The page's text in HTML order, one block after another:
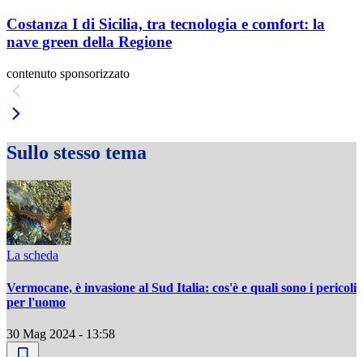
Costanza I di Sicilia, tra tecnologia e comfort: la
nave green della Regione
contenuto sponsorizzato
Sullo stesso tema
La scheda
Vermocane, è invasione al Sud Italia: cos'è e quali sono i pericoli
per l'uomo
30 Mag 2024 - 13:58